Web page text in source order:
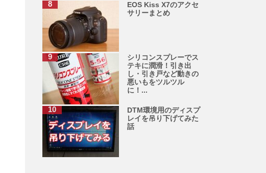
EOS Kiss X7のアクセ
サリーまとめ
シリコンスプレーでス
テキに潤滑！引き出
し・引き戸など動きの
悪いもをツルツル
に！...
DTM環境用のディスプ
レイを吊り下げてみた
話